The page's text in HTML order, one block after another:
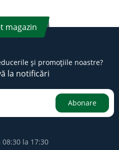
magazin
și promoțiile noastre?
la notificări
Abonare
08:30 la 17:30